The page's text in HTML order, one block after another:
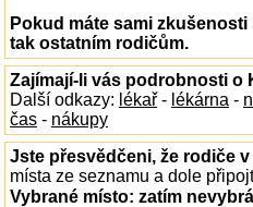
Pokud máte sami
tak ostatním rodičům.
Zajímají-li vás podrobnosti o
Další odkazy: lékař - lékárna -
čas - nákupy
Jste přesvědčeni, že rodiče
místa ze seznamu a dole
Vybrané místo: zatím